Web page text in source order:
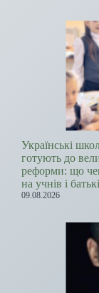
Українські
готують до
реформи: що
на учнів і
09.08.2026